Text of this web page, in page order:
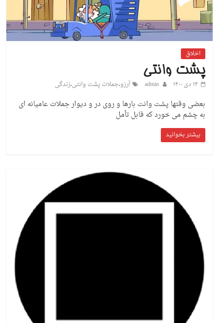
اخلاق
پشت وانتی
۱۴ دی ۱۴۰۰ admin آرزو،جملات پشت وانتی،زندگی
بعضی وقتها پشت وانت بارها و روی در و دیوار جملات عامیانه ای
به چشم می خورد که قابل تأمل
بیشتر بخوانید